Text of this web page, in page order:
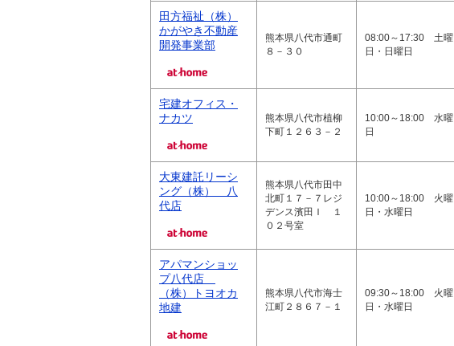
田方福祉（株）
かがやき不動産
開発事業部
熊本県八代市通町
８－３０
08:00～17:30 土曜
日・日曜日
宅建オフィス・
ナカツ
熊本県八代市植柳
下町１２６３－２
10:00～18:00 水曜
日
大東建託リーシ
ング（株） 八
代店
熊本県八代市田中
北町１７－７レジ
デンス濱田Ｉ １
０２号室
10:00～18:00 火曜
日・水曜日
アパマンショッ
プ八代店
（株）トヨオカ
地建
熊本県八代市海士
江町２８６７－１
09:30～18:00 火曜
日・水曜日